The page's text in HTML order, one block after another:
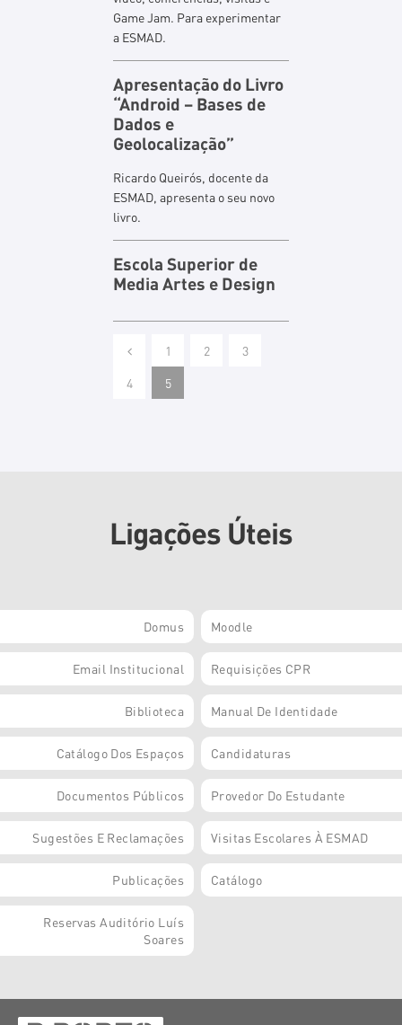
Game Jam. Para experimentar
a ESMAD.
Apresentação do Livro
“Android – Bases de
Dados e
Geolocalização”
Ricardo Queirós, docente da
ESMAD, apresenta o seu novo
livro.
Escola Superior de
Media Artes e Design
1 2
3
4
5
Ligações Úteis
Domus Moodle
Email Institucional Requisições CPR
Biblioteca Manual De Identidade
Catálogo Dos Espaços Candidaturas
Documentos Públicos Provedor Do Estudante
Sugestões E Reclamações Visitas Escolares À ESMAD
Publicações Catálogo
Reservas Auditório Luís
Soares